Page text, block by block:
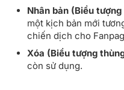
Nhân bản (Biểu
một kịch bản mới
chiến dịch cho
Xóa (Biểu tượng
còn sử dụng.